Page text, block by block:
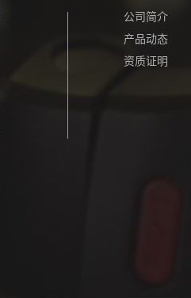
公司简介
产品动态
资质证明